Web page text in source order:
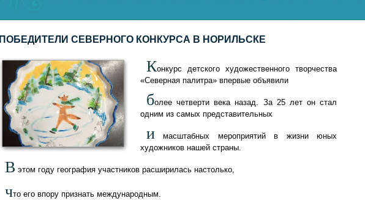
ПОБЕДИТЕЛИ СЕВЕРНОГО КОНКУРСА В НОРИЛЬСКЕ
Конкурс детского художественного творчества
«Северная палитра» впервые объявили
более четверти века назад. За 25 лет он стал
одним из самых представительных
и масштабных мероприятий в жизни юных
художников нашей страны.
В этом году география участников расширилась настолько,
что его впору признать международным.